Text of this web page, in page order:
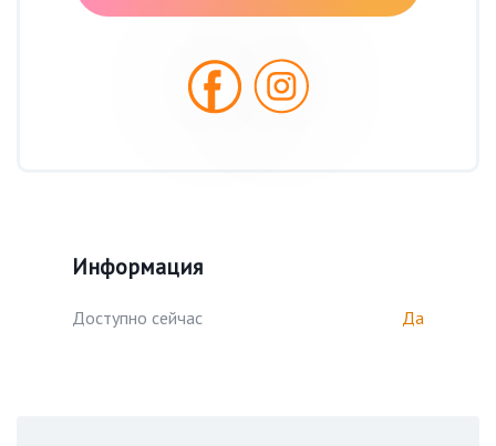
Информация
Доступно сейчас Да